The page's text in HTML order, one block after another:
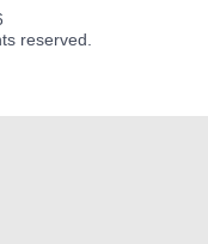
reserved.